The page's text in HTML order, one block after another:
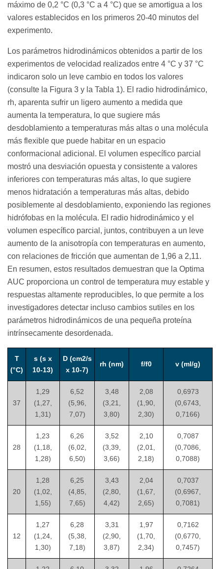
máximo de 0,2 °C (0,3 °C a 4 °C) que se amortigua a los
valores establecidos en los primeros 20-40 minutos del
experimento.
Los parámetros hidrodinámicos obtenidos a partir de los
experimentos de velocidad realizados entre 4 °C y 37 °C
indicaron solo un leve cambio en todos los valores
(consulte la Figura 3 y la Tabla 1). El radio hidrodinámico,
rh, aparenta sufrir un ligero aumento a medida que
aumenta la temperatura, lo que sugiere más
desdoblamiento a temperaturas más altas o una molécula
más flexible que puede habitar en un espacio
conformacional adicional. El volumen específico parcial
mostró una desviación opuesta y consistente a valores
inferiores con temperaturas más altas, lo que sugiere
menos hidratación a temperaturas más altas, debido
posiblemente al desdoblamiento, exponiendo las regiones
hidrófobas en la molécula. El radio hidrodinámico y el
volumen específico parcial, juntos, contribuyen a un leve
aumento de la anisotropía con temperaturas en aumento,
con relaciones de fricción que aumentan de 1,96 a 2,11.
En resumen, estos resultados demuestran que la Optima
AUC proporciona un control de temperatura muy estable y
respuestas altamente reproducibles, lo que permite a los
investigadores detectar incluso cambios sutiles en los
parámetros hidrodinámicos de una pequeña proteína
intrínsecamente desordenada.
T
(°C)
s (s x
10-13)
D (cm2/s
x 10-7)
rh (nm) f/f0 v (ml/g)
37
1,29
(1,27,
1,31)
6,52
(5,96,
7,07)
3,48
(3,21,
3,80)
2,08
(1,90,
2,30)
0,6973
(0,6743,
0,7166)
28
1,23
(1,18,
1,28)
6,26
(6,02,
6,50)
3,52
(3,39,
3,66)
2,10
(2,01,
2,18)
0,7087
(0,7086,
0,7088)
20
1,28
(1,02,
1,55)
6,25
(4,85,
7,65)
3,43
(2,80,
4,42)
2,04
(1,67,
2,65)
0,7037
(0,6967,
0,7081)
12
1,27
(1,24,
1,30)
6,28
(5,38,
7,18)
3,31
(2,90,
3,87)
1,97
(1,70,
2,34)
0,7162
(0,6770,
0,7457)